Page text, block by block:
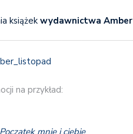
książek wydawnictwa Amber
na przykład:
Początek mnie i ciebie